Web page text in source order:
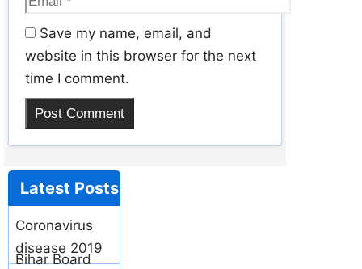
Save my name, email, and
website in this browser for the next
time I comment.
Latest Posts
Coronavirus
disease 2019
Bihar Board